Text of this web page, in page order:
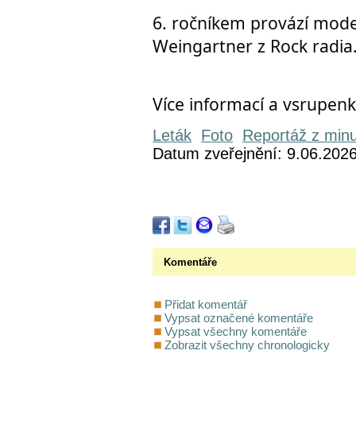
6. ročníkem provází
Weingartner z Rock
Více informací a
Leták Foto Reportáž z
Datum zveřejnění:
Komentáře
Přidat komentář
Vypsat označené komentáře
Vypsat všechny komentáře
Zobrazit všechny chronologicky